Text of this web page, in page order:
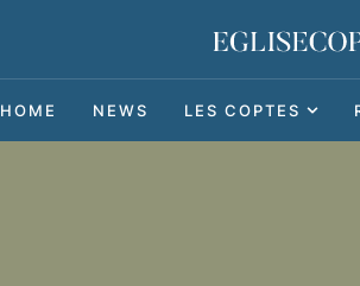
HOME NEWS LES COPTES